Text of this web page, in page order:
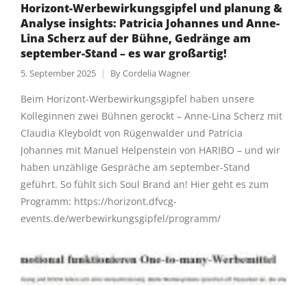
Horizont-Werbewirkungsgipfel und planung &
Analyse insights: Patricia Johannes und Anne-
Lina Scherz auf der Bühne, Gedränge am
september-Stand – es war großartig!
5. September 2025 ByCordelia Wagner
Beim Horizont-Werbewirkungsgipfel haben unsere
Kolleginnen zwei Bühnen gerockt – Anne-Lina Scherz mit
Claudia Kleyboldt von Rügenwalder und Patricia
Johannes mit Manuel Helpenstein von HARIBO – und wir
haben unzählige Gespräche am september-Stand
geführt. So fühlt sich Soul Brand an! Hier geht es zum
Programm: https://horizont.dfvcg-
events.de/werbewirkungsgipfel/programm/